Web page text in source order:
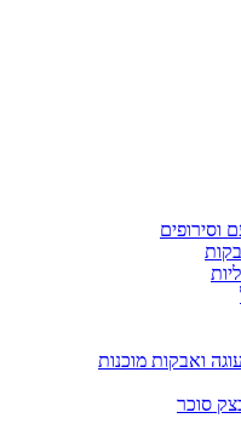
וסירופים
ואבקות מוכנות
סוכר